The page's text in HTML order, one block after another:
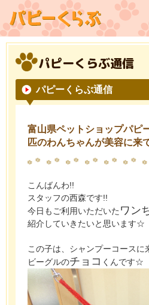
パピーくらぶ通信
パピーくらぶ通信
富山県ペットショップパピ
匹のわんちゃんが美容に来
こんばんわ!!
スタッフの西森です!!
今日もご利用いただいた ワン
紹介していきたいと思います☆
この子は、シャンプーコースに
ビーグルのチョコ くんです☆